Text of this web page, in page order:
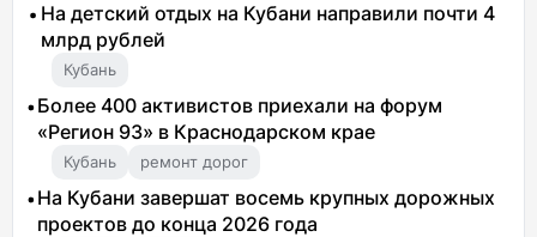
На детский отдых на Кубани направили почти 4
млрд рублей
Кубань
Более 400 активистов приехали на форум
«Регион 93» в Краснодарском крае
Кубань ремонт дорог
На Кубани завершат восемь крупных дорожных
проектов до конца 2026 года